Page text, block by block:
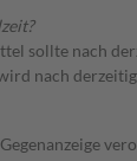
sollte nach
nach